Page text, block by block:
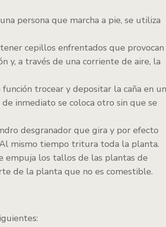
persona que marcha a pie, se utiliza
cepillos enfrentados que provocan
y, a través de una corriente de aire, la
función trocear y depositar la caña en
inmediato se coloca otro sin que se
desgranador que gira y por efecto
mismo tiempo tritura toda la planta.
empuja los tallos de las plantas de
de la planta que no es comestible.